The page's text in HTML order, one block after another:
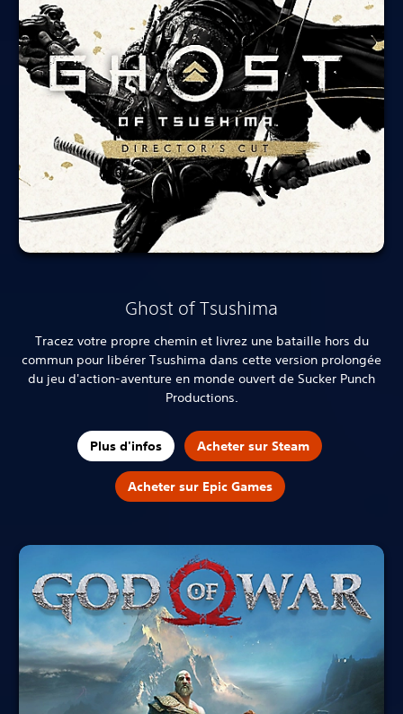
Ghost of Tsushima
Tracez votre propre chemin et livrez une bataille hors du
commun pour libérer Tsushima dans cette version prolongée
du jeu d'action-aventure en monde ouvert de Sucker Punch
Productions.
Plus d'infos Acheter sur Steam
Acheter sur Epic Games